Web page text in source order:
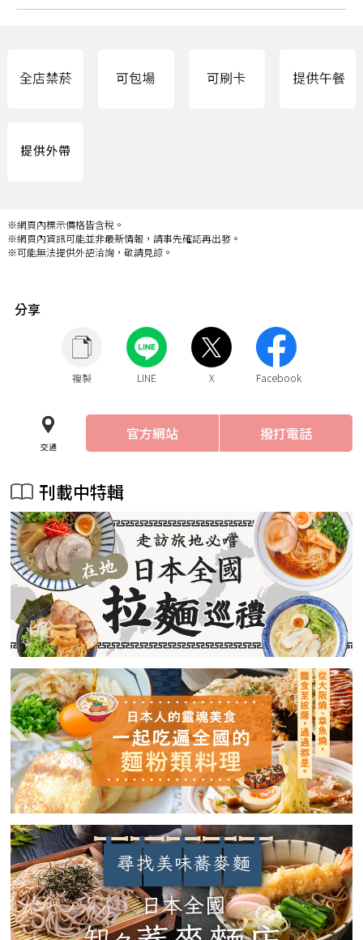
※網頁內標示價格皆含稅。
※網頁內資訊可能並非最新情報，請事先確認再出發。
※可能無法提供外語洽詢，敬請見諒。
分享
複製 LINE X Facebook
交通
官方網站 撥打電話
刊載中特輯